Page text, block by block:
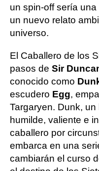
un spin-off sería
un nuevo relato
universo.
El Caballero de los
pasos de Sir
conocido como
escudero Egg,
Targaryen. Dunk,
humilde, valiente e
caballero por
embarca en una
cambiarán el curso